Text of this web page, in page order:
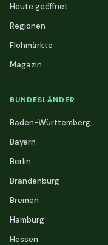
Heute geöffnet
Regionen
Flohmärkte
Magazin
BUNDESLÄNDER
Baden-Württemberg
Bayern
Berlin
Brandenburg
Bremen
Hamburg
Hessen